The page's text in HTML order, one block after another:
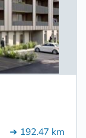
➔ 192.47 km